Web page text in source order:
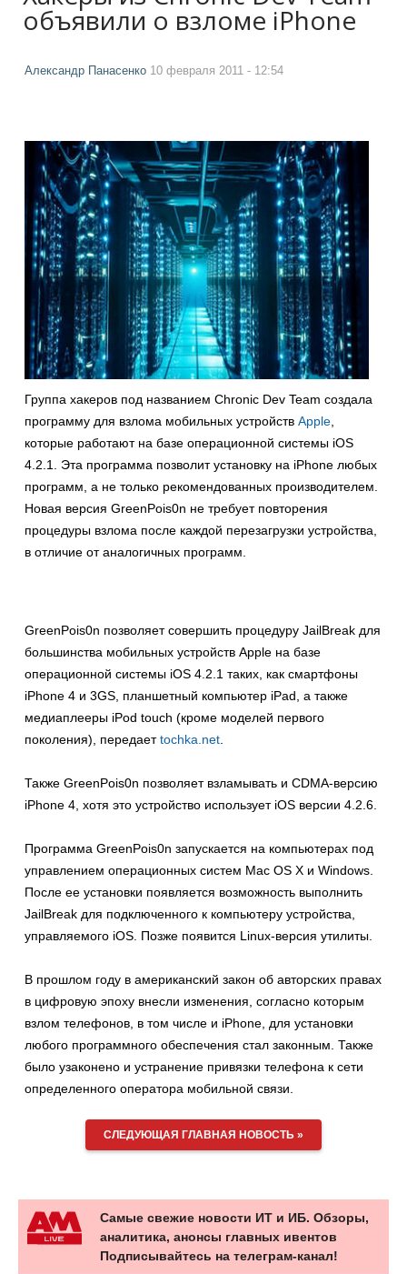
объявили о взломе iPhone
Александр Панасенко 10 февраля 2011 - 12:54
Группа хакеров под названием Chronic Dev Team создала
программу для взлома мобильных устройств Apple,
которые работают на базе операционной системы iOS
4.2.1. Эта программа позволит установку на iPhone любых
программ, а не только рекомендованных производителем.
Новая версия GreenPois0n не требует повторения
процедуры взлома после каждой перезагрузки устройства,
в отличие от аналогичных программ.
GreenPois0n позволяет совершить процедуру JailBreak для
большинства мобильных устройств Apple на базе
операционной системы iOS 4.2.1 таких, как смартфоны
iPhone 4 и 3GS, планшетный компьютер iPad, а также
медиаплееры iPod touch (кроме моделей первого
поколения), передаетtochka.net.
Также GreenPois0n позволяет взламывать и CDMA-версию
iPhone 4, хотя это устройство использует iOS версии 4.2.6.
Программа GreenPois0n запускается на компьютерах под
управлением операционных систем Mac OS X и Windows.
После ее установки появляется возможность выполнить
JailBreak для подключенного к компьютеру устройства,
управляемого iOS. Позже появится Linux-версия утилиты.
В прошлом году в американский закон об авторских правах
в цифровую эпоху внесли изменения, согласно которым
взлом телефонов, в том числе и iPhone, для установки
любого программного обеспечения стал законным. Также
было узаконено и устранение привязки телефона к сети
определенного оператора мобильной связи.
СЛЕДУЮЩАЯ ГЛАВНАЯ НОВОСТЬ »
Самые свежие новости ИТ и ИБ. Обзоры,
аналитика, анонсы главных ивентов
Подписывайтесь на телеграм-канал!